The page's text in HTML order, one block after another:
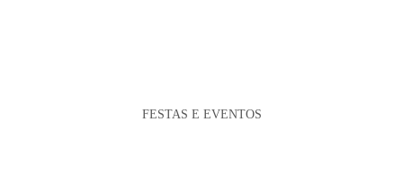
FESTAS E EVENTOS